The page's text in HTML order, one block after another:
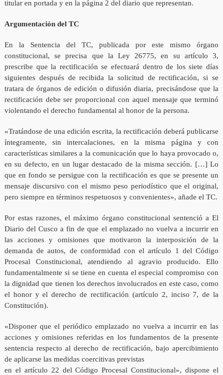
titular en portada y en la página 2 del diario que representan.
Argumentación del TC
En la Sentencia del TC, publicada por este mismo órgano
constitucional, se precisa que la Ley 26775, en su artículo 3,
prescribe que la rectificación se efectuará dentro de los siete días
siguientes después de recibida la solicitud de rectificación, si se
tratara de órganos de edición o difusión diaria, precisándose que la
rectificación debe ser proporcional con aquel mensaje que terminó
violentando el derecho fundamental al honor de la persona.
«Tratándose de una edición escrita, la rectificación deberá publicarse
íntegramente, sin intercalaciones, en la misma página y con
características similares a la comunicación que lo haya provocado o,
en su defecto, en un lugar destacado de la misma sección. […] Lo
que en fondo se persigue con la rectificación es que se presente un
mensaje discursivo con el mismo peso periodístico que el original,
pero siempre en términos respetuosos y convenientes», añade el TC.
Por estas razones, el máximo órgano constitucional sentenció a El
Diario del Cusco a fin de que el emplazado no vuelva a incurrir en
las acciones y omisiones que motivaron la interposición de la
demanda de autos, de conformidad con el artículo 1 del Código
Procesal Constitucional, atendiendo al agravio producido. Ello
fundamentalmente si se tiene en cuenta el especial compromiso con
la dignidad que tienen los derechos involucrados en este caso, como
el honor y el derecho de rectificación (artículo 2, inciso 7, de la
Constitución).
«Disponer que el periódico emplazado no vuelva a incurrir en las
acciones y omisiones referidas en los fundamentos de la presente
sentencia respecto al derecho de rectificación, bajo apercibimiento
de aplicarse las medidas coercitivas previstas
en el artículo 22 del Código Procesal Constitucional», dispone el